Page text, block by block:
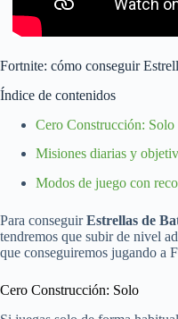
Fortnite: cómo conseguir
Índice de contenidos
Cero Construcción: Solo
Misiones diarias y
Modos de juego con
Para conseguirEstrellas de
tendremos que subir de nivel
que conseguiremos jugando a
Cero Construcción: Solo